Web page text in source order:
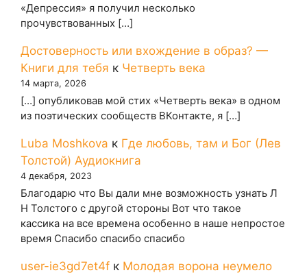
«Депрессия» я получил несколько
прочувствованных […]
Достоверность или вхождение в образ? —
Книги для тебя к Четверть века
14 марта, 2026
[…] опубликовав мой стих «Четверть века» в одном
из поэтических сообществ ВКонтакте, я […]
Luba Moshkova к Где любовь, там и Бог (Лев
Толстой) Аудиокнига
4 декабря, 2023
Благодарю что Вы дали мне возможность узнать Л
Н Толстого с другой стороны Вот что такое
кассика на все времена особенно в наше непростое
время Спасибо спасибо спасибо
user-ie3gd7et4f к Молодая ворона неумело